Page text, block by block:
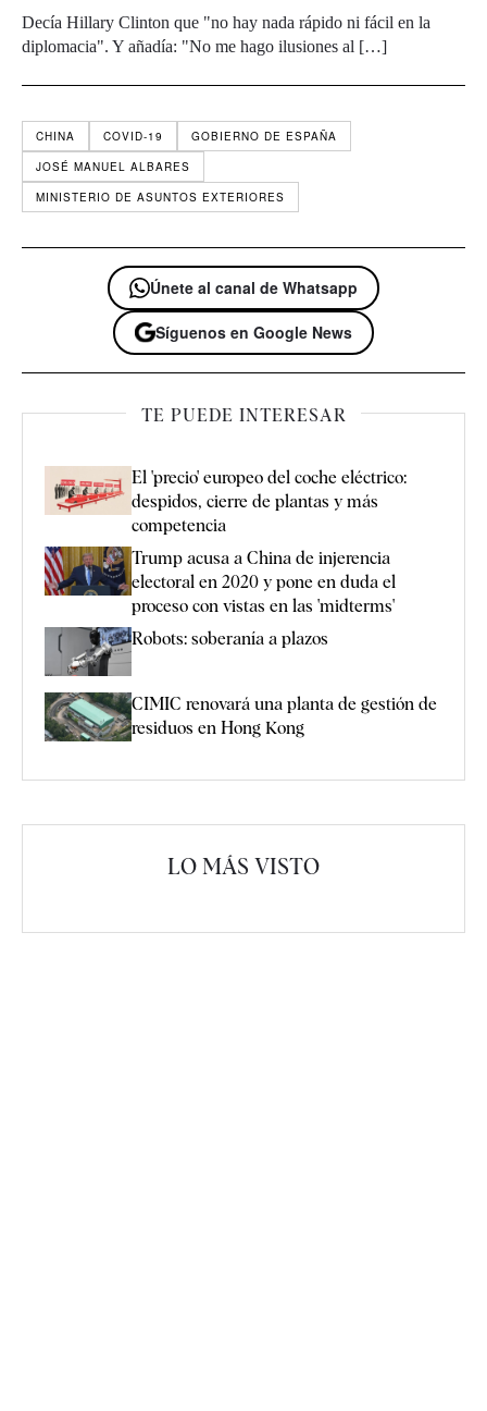
Decía Hillary Clinton que "no hay nada rápido ni fácil en la
diplomacia". Y añadía: "No me hago ilusiones al […]
CHINA COVID-19
GOBIERNO DE ESPAÑA
JOSÉ MANUEL ALBARES
MINISTERIO DE ASUNTOS EXTERIORES
Únete al canal de Whatsapp
Síguenos en Google News
TE PUEDE INTERESAR
El 'precio' europeo del coche eléctrico:
despidos, cierre de plantas y más
competencia
Trump acusa a China de injerencia
electoral en 2020 y pone en duda el
proceso con vistas en las 'midterms'
Robots: soberanía a plazos
CIMIC renovará una planta de gestión de
residuos en Hong Kong
LO MÁS VISTO